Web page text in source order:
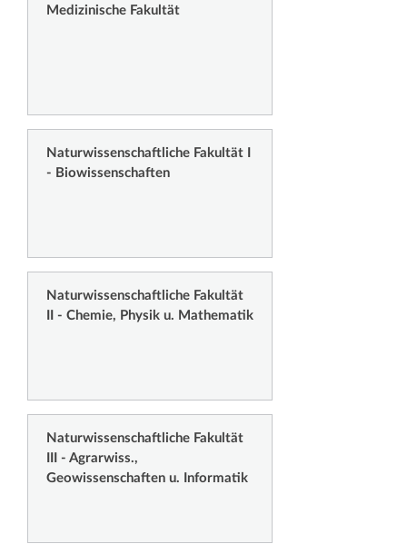
Medizinische Fakultät
Naturwissenschaftliche Fakultät I
- Biowissenschaften
Naturwissenschaftliche Fakultät
II - Chemie, Physik u. Mathematik
Naturwissenschaftliche Fakultät
III - Agrarwiss.,
Geowissenschaften u. Informatik